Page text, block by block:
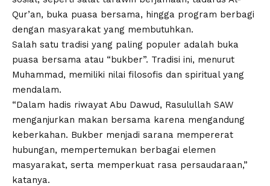
Qur’an, buka puasa bersama, hingga program berbagi
dengan masyarakat yang membutuhkan.
Salah satu tradisi yang paling populer adalah buka
puasa bersama atau “bukber”. Tradisi ini, menurut
Muhammad, memiliki nilai filosofis dan spiritual yang
mendalam.
“Dalam hadis riwayat Abu Dawud, Rasulullah SAW
menganjurkan makan bersama karena mengandung
keberkahan. Bukber menjadi sarana mempererat
hubungan, mempertemukan berbagai elemen
masyarakat, serta memperkuat rasa persaudaraan,”
katanya.